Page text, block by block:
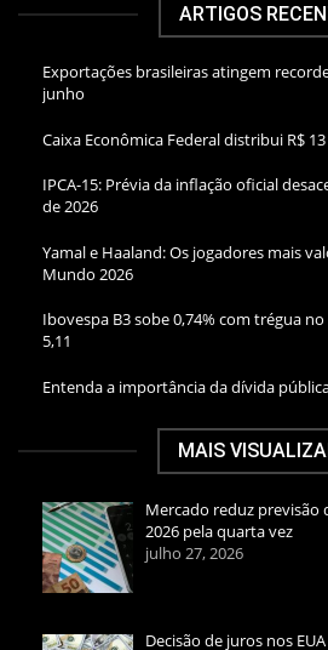
ARTIGOS
Exportações brasileiras atingem
junho
Caixa Econômica Federal distribui R$
IPCA-15: Prévia da inflação oficial
de 2026
Yamal e Haaland: Os jogadores mais
Mundo 2026
Ibovespa B3 sobe 0,74% com trégua
5,11
Entenda a importância da dívida
MAIS
Mercado reduz previsão
2026 pela quarta vez
julho 27, 2026
Decisão de juros nos